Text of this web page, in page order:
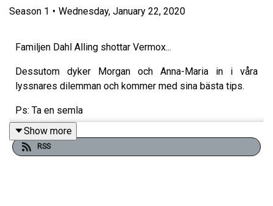
Season 1 • Wednesday, January 22, 2020
Familjen Dahl Alling shottar Vermox...
Dessutom dyker Morgan och Anna-Maria in i våra
lyssnares dilemman och kommer med sina bästa tips.
Ps: Ta en semla
Show more
RSS